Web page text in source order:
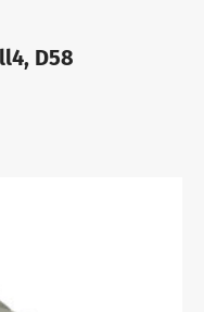
D58